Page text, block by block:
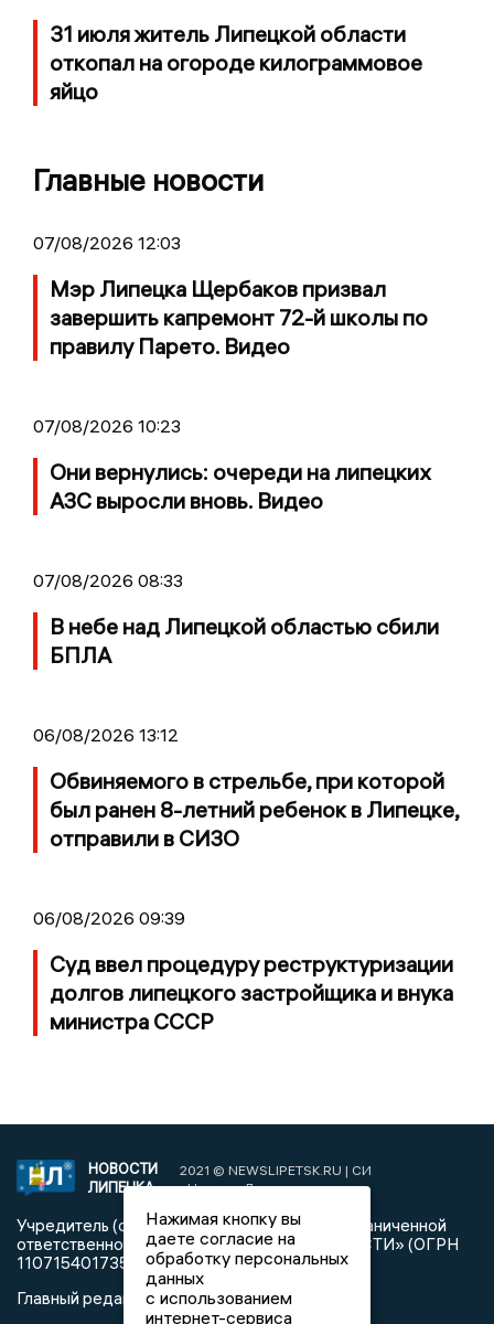
31 июля житель Липецкой области
откопал на огороде килограммовое
яйцо
Главные новости
07/08/2026 12:03
Мэр Липецка Щербаков призвал
завершить капремонт 72-й школы по
правилу Парето. Видео
07/08/2026 10:23
Они вернулись: очереди на липецких
АЗС выросли вновь. Видео
07/08/2026 08:33
В небе над Липецкой областью сбили
БПЛА
06/08/2026 13:12
Обвиняемого в стрельбе, при которой
был ранен 8-летний ребенок в Липецке,
отправили в СИЗО
06/08/2026 09:39
Суд ввел процедуру реструктуризации
долгов липецкого застройщика и внука
министра СССР
НОВОСТИ
ЛИПЕЦКА
2021 © NEWSLIPETSK.RU | СИ
«Новости Липецка»
Учредитель (соучредители): Общество с ограниченной
ответственностью «РЕГИОНАЛЬНЫЕ НОВОСТИ» (ОГРН
1107154017354)
Главный редактор: Герцог Е.Г.
Нажимая кнопку вы
даете согласие на
обработку персональных
данных
с использованием
интернет-сервиса